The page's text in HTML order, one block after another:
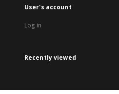
User's account
Log in
Recently viewed